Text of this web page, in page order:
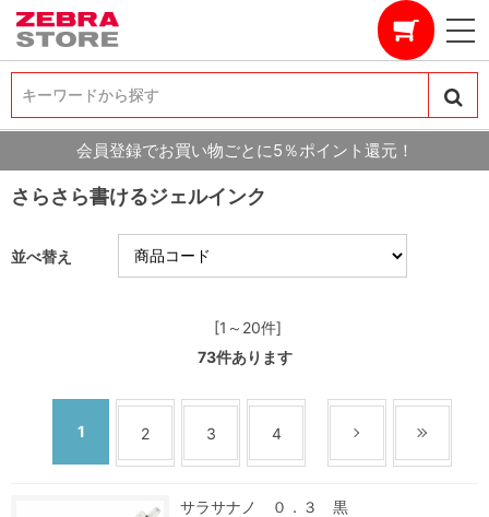
キーワードから探す
キーワードから探す
会員登録でお買い物ごとに5％ポイント還元！
さらさら書けるジェルインク
並べ替え
[1～20件]
73件あります
1 2 3 4
サラサナノ ０．３ 黒